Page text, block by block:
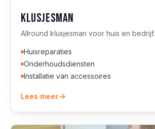
Klusjesman
Allround klusjesman voor huis en bedrijf.
Huisreparaties
Onderhoudsdiensten
Installatie van accessoires
Lees meer